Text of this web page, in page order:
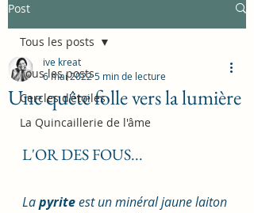
Post
Tous les posts
Cercles d'étoiles
La Quincaillerie de l'âme
Tous les posts
Une quête folle vers la lumière
ive kreat
6 mai 20225 min de lecture
L'OR DES FOUS...
La pyrite est un minéral jaune laiton